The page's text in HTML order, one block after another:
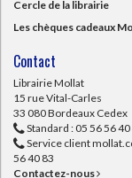
Cercle de la librairie
Les chèques cadeaux
Contact
Librairie Mollat
15 rue Vital-Carles
33 080 Bordeaux Cedex
Standard : 05 56 56
Service client
56 40 83
Contactez-nous